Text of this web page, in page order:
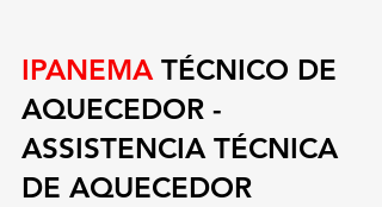
IPANEMA TÉCNICO DE
AQUECEDOR -
ASSISTENCIA TÉCNICA
DE AQUECEDOR